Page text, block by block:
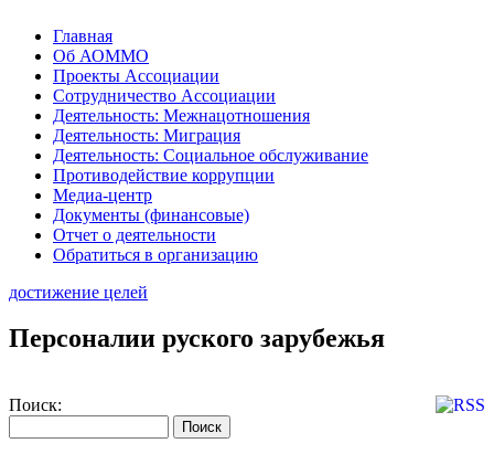
Главная
Об АОММО
Проекты Ассоциации
Сотрудничество Ассоциации
Деятельность: Межнацотношения
Деятельность: Миграция
Деятельность: Социальное обслуживание
Противодействие коррупции
Медиа-центр
Документы (финансовые)
Отчет о деятельности
Обратиться в организацию
достижение целей
Персоналии руского зарубежья
Поиск: